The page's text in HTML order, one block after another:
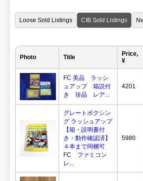
Loose Sold Listings CIB Sold Listings
Photo Title
Price,
¥
FC 美品 ラッシ
ュアップ 箱説付
き 珍品 レア...
4201
グレートボクシン
グ ラッシュアップ
【箱・説明書付
き・動作確認済】
４本まで同梱可
FC ファミコン
レ...
5980